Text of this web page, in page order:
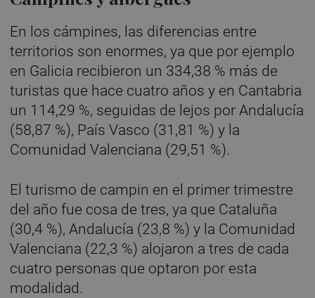
En los cámpines, las diferencias entre
territorios son enormes, ya que por ejemplo
en Galicia recibieron un 334,38 % más de
turistas que hace cuatro años y en Cantabria
un 114,29 %, seguidas de lejos por Andalucía
(58,87 %), País Vasco (31,81 %) y la
Comunidad Valenciana (29,51 %).
El turismo de campin en el primer trimestre
del año fue cosa de tres, ya que Cataluña
(30,4 %), Andalucía (23,8 %) y la Comunidad
Valenciana (22,3 %) alojaron a tres de cada
cuatro personas que optaron por esta
modalidad.